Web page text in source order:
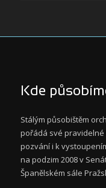
Kde
Stálým působištěm
pořádá své
pozvání i k
na podzim 2008 v
Španělském sále